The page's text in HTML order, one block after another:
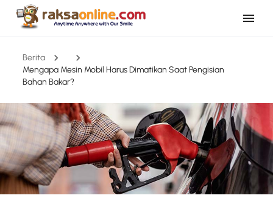
Berita
Mengapa Mesin Mobil Harus Dimatikan Saat Pengisian
Bahan Bakar?